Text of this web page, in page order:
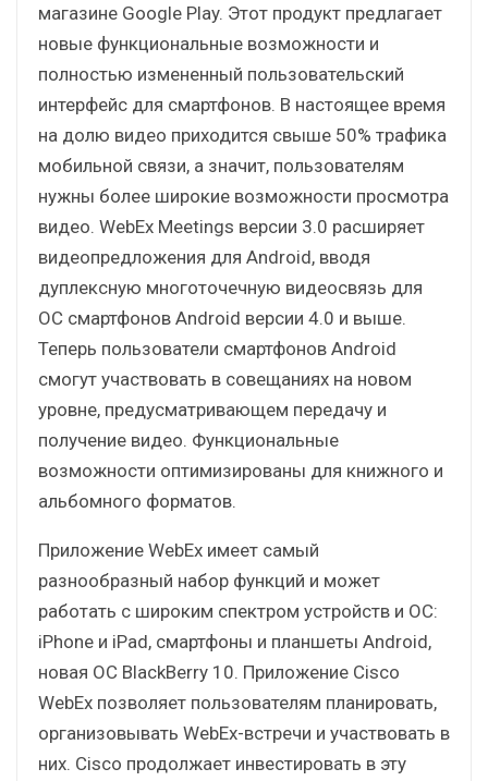
магазине Google Play. Этот продукт предлагает
новые функциональные возможности и
полностью измененный пользовательский
интерфейс для смартфонов. В настоящее время
на долю видео приходится свыше 50% трафика
мобильной связи, а значит, пользователям
нужны более широкие возможности просмотра
видео. WebEx Meetings версии 3.0 расширяет
видеопредложения для Android, вводя
дуплексную многоточечную видеосвязь для
ОС смартфонов Android версии 4.0 и выше.
Теперь пользователи смартфонов Android
смогут участвовать в совещаниях на новом
уровне, предусматривающем передачу и
получение видео. Функциональные
возможности оптимизированы для книжного и
альбомного форматов.
Приложение WebEx имеет самый
разнообразный набор функций и может
работать с широким спектром устройств и ОС:
iPhone и iPad, смартфоны и планшеты Android,
новая ОС BlackBerry 10. Приложение Cisco
WebEx позволяет пользователям планировать,
организовывать WebEx-встречи и участвовать в
них. Cisco продолжает инвестировать в эту